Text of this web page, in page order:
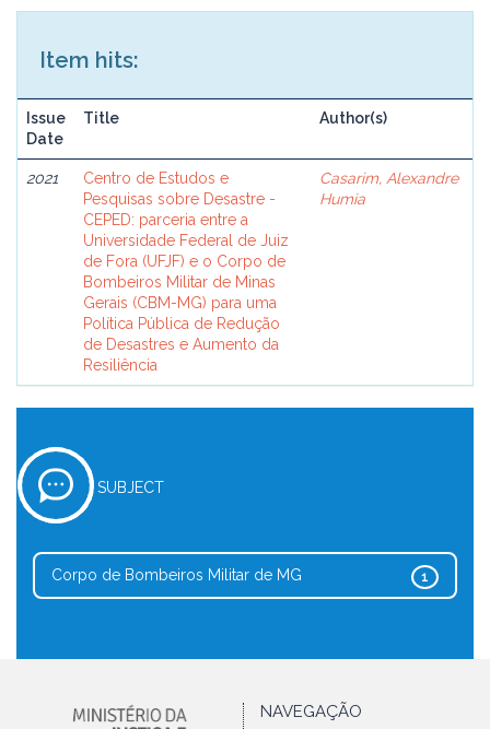
Item hits:
Issue
Date
Title Author(s)
2021
Centro de Estudos e
Pesquisas sobre Desastre -
CEPED: parceria entre a
Universidade Federal de Juiz
de Fora (UFJF) e o Corpo de
Bombeiros Militar de Minas
Gerais (CBM-MG) para uma
Política Pública de Redução
de Desastres e Aumento da
Resiliência
Casarim, Alexandre
Humia
SUBJECT
1
Corpo de Bombeiros Militar de MG
NAVEGAÇÃO